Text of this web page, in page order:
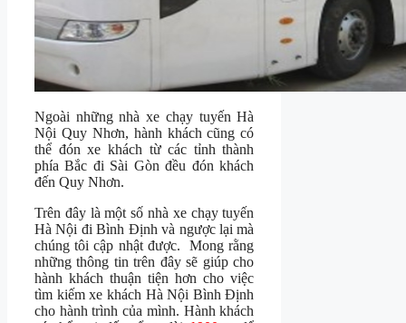
Ngoài những nhà xe chạy tuyến Hà
Nội Quy Nhơn, hành khách cũng có
thể đón xe khách từ các tỉnh thành
phía Bắc đi Sài Gòn đều đón khách
đến Quy Nhơn.
Trên đây là một số nhà xe chạy tuyến
Hà Nội đi Bình Định và ngược lại mà
chúng tôi cập nhật được. Mong rằng
những thông tin trên đây sẽ giúp cho
hành khách thuận tiện hơn cho việc
tìm kiếm xe khách Hà Nội Bình Định
cho hành trình của mình. Hành khách